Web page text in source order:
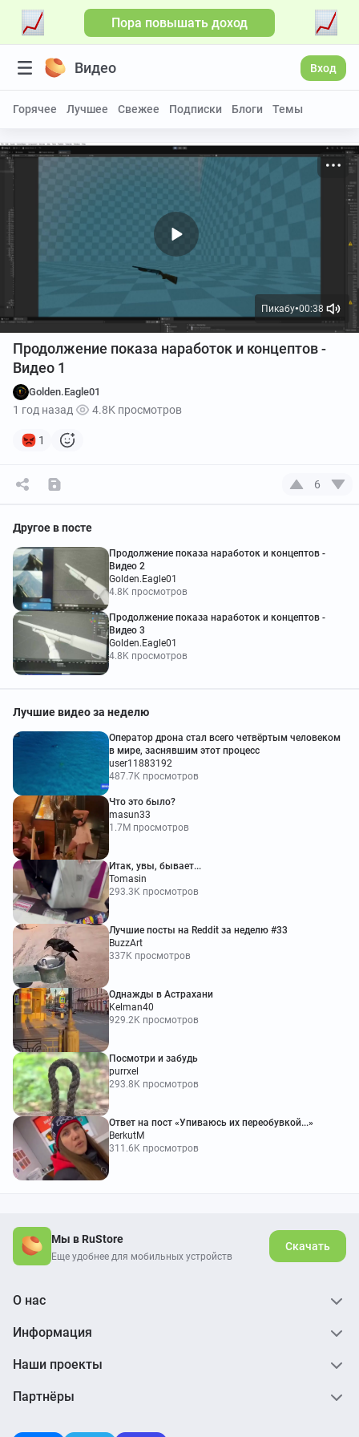
Пора повышать доход
Видео Вход
Горячее Лучшее Свежее Подписки Блоги Темы
Пикабу●00:38
Продолжение показа наработок и концептов -
Видео 1
Golden.Eagle01
1 год назад 4.8K просмотров
1
6
Другое в посте
Продолжение показа наработок и концептов -
Видео 2
Golden.Eagle01
4.8K просмотров
Продолжение показа наработок и концептов -
Видео 3
Golden.Eagle01
4.8K просмотров
Лучшие видео за неделю
Оператор дрона стал всего четвёртым человеком
в мире, заснявшим этот процесс
user11883192
487.7K просмотров
Что это было?
masun33
1.7M просмотров
Итак, увы, бывает...
Tomasin
293.3K просмотров
Лучшие посты на Reddit за неделю #33
BuzzArt
337K просмотров
Однажды в Астрахани
Kelman40
929.2K просмотров
Посмотри и забудь
purrxel
293.8K просмотров
Ответ на пост «Упиваюсь их переобувкой...»
BerkutM
311.6K просмотров
Мы в RuStore
Еще удобнее для мобильных устройств
Скачать
О нас
Информация
Наши проекты
Партнёры